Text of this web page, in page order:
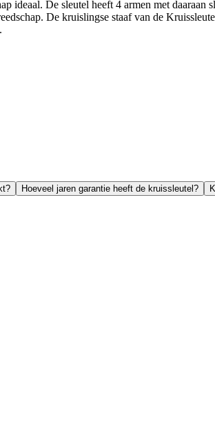
ideaal. De sleutel heeft 4 armen met
De kruislingse staaf van de
Hoeveel jaren garantie heeft de kruissleutel?